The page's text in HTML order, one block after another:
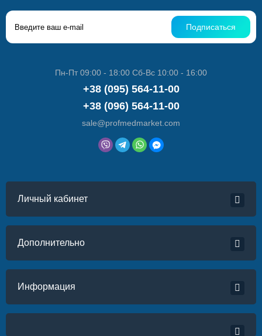
Подписаться
Пн-Пт 09:00 - 18:00 Сб-Вс 10:00 - 16:00
+38 (095) 564-11-00
+38 (096) 564-11-00
sale@profmedmarket.com
Личный кабинет
Дополнительно
Информация